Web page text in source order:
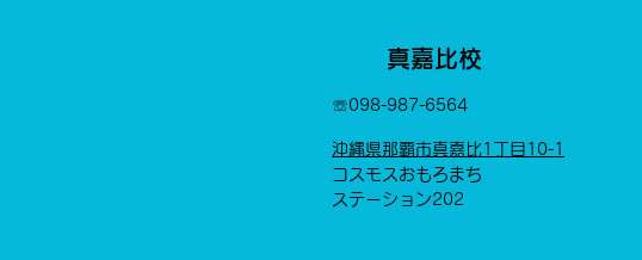
​☏098-987-6564
沖縄県那覇市真嘉比1丁目10-1
コスモスおもろまち
ステーション202
真嘉比校